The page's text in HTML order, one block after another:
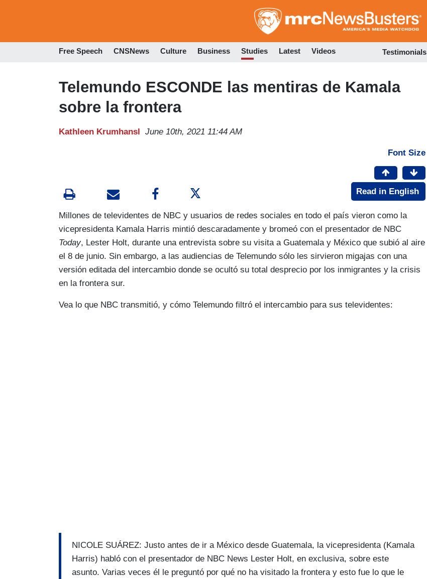
to
Free Speech CNSNews Culture Business Studies Latest Videos Testimonials
Telemundo ESCONDE las mentiras de Kamala
sobre la frontera
Kathleen Krumhansl June 10th, 2021 11:44 AM
Font Size
Read in English
Millones de televidentes de NBC y usuarios de redes sociales en todo el país vieron como la
vicepresidenta Kamala Harris mintió descaradamente y bromeó con el presentador de NBC
Today, Lester Holt, durante una entrevista sobre su visita a Guatemala y México que subió al aire
el 8 de junio. Sin embargo, a las audiencias de Telemundo sólo les sirvieron migajas con una
versión editada del intercambio donde se ocultó su total desprecio por los inmigrantes y la crisis
en la frontera sur.
Vea lo que NBC transmitió, y cómo Telemundo filtró el intercambio para sus televidentes:
NICOLE SUÁREZ: Justo antes de ir a México desde Guatemala, la vicepresidenta (Kamala
Harris) habló con el presentador de NBC News Lester Holt, en exclusiva, sobre este
asunto. Varias veces él le preguntó por qué no ha visitado la frontera y esto fue lo que le